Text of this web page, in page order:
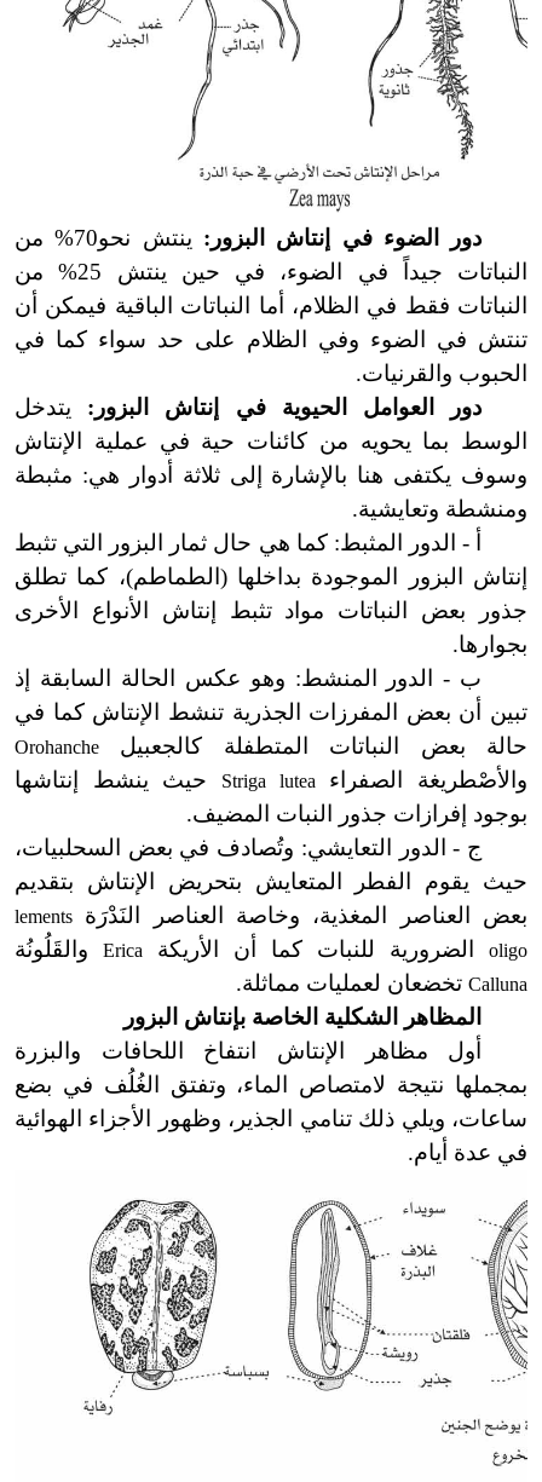
دور الضوء في إنتاش البزور:
ينتش نحو70% من
النباتات جيداً في الضوء، في حين ينتش 25% من
النباتات فقط في الظلام، أما النباتات الباقية فيمكن أن
تنتش في الضوء وفي الظلام على حد سواء كما في
الحبوب والقرنيات.
دور العوامل الحيوية في إنتاش البزور: يتدخل
الوسط بما يحويه من كائنات حية في عملية الإنتاش
وسوف يكتفى هنا بالإشارة إلى ثلاثة أدوار هي: مثبطة
ومنشطة وتعايشية.
أ - الدور المثبط: كما هي حال ثمار البزور التي تثبط
إنتاش البزور الموجودة بداخلها (الطماطم)، كما تطلق
جذور بعض النباتات مواد تثبط إنتاش الأنواع الأخرى
بجوارها.
ب - الدور المنشط: وهو عكس الحالة السابقة إذ
تبين أن بعض المفرزات الجذرية تنشط الإنتاش كما في
حالة بعض النباتات المتطفلة كالجعبيل
Orohanche
والأصْطريغة الصفراء Striga lutea
حيث ينشط إنتاشها
بوجود إفرازات جذور النبات المضيف.
ج - الدور التعايشي: وتُصادف في بعض السحلبيات،
حيث يقوم الفطر المتعايش بتحريض الإنتاش بتقديم
بعض العناصر المغذية، وخاصة العناصر النَدْرَة
lements
oligo
الضرورية للنبات كما أن الأريكة Erica والقَلُونُة
Calluna تخضعان لعمليات مماثلة.
المظاهر الشكلية الخاصة بإنتاش البزور
أول مظاهر الإنتاش انتفاخ اللحافات والبزرة
بمجملها نتيجة لامتصاص الماء، وتفتق الغُلُف في بضع
ساعات، ويلي ذلك تنامي الجذير، وظهور الأجزاء الهوائية
في عدة أيام.